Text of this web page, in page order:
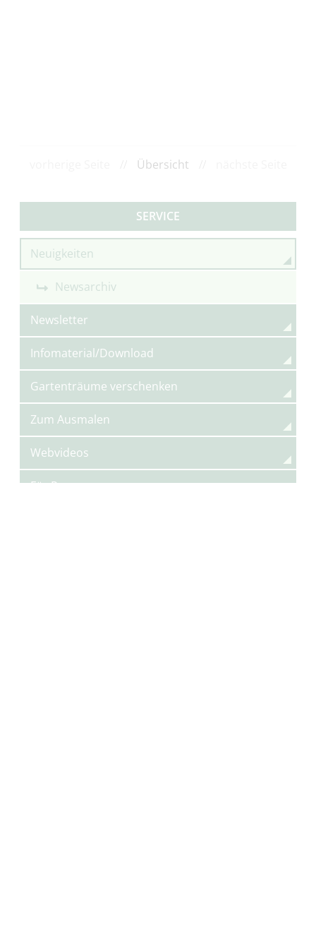
Übersicht
SERVICE
Neuigkeiten
Newsarchiv
Newsletter
Infomaterial/Download
Gartenträume verschenken
Zum Ausmalen
Webvideos
Für Presse